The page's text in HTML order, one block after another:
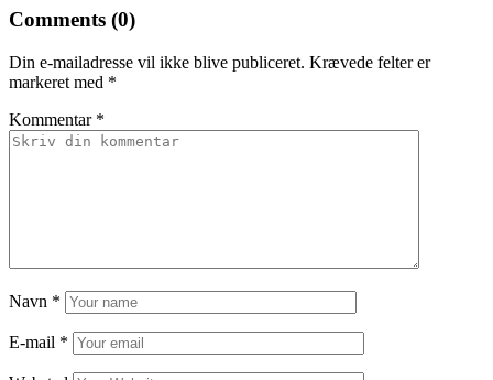
Comments (0)
Din e-mailadresse vil ikke blive publiceret. Krævede felter er
markeret med *
Kommentar *
Navn *
E-mail *